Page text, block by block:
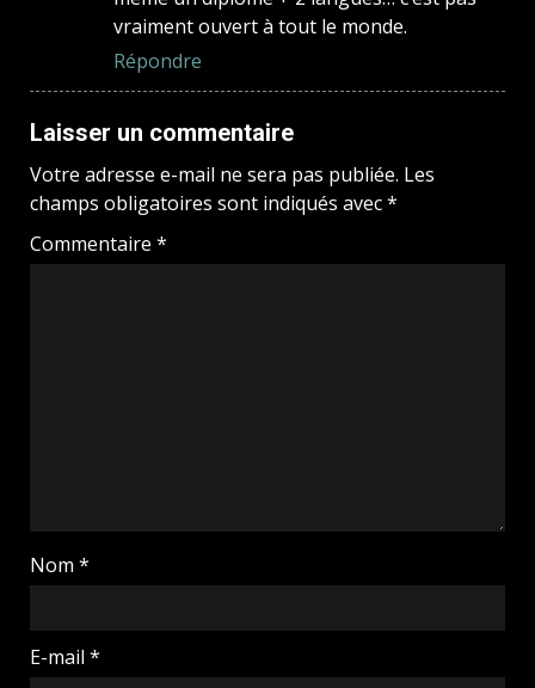
vraiment ouvert à tout le monde.
Répondre
Laisser un commentaire
Votre adresse e-mail ne sera pas publiée. Les
champs obligatoires sont indiqués avec*
Commentaire *
Nom *
E-mail *